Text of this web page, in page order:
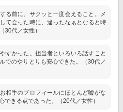
る前に、サクッと一度会えること。メ
て会った時に、違ったなぁとなると時
30代／女性）
すかった。担当者といろいろ話すこと
でのやりとりも安心できた。（30代／
相手のプロフィールにほとんど嘘がな
できる点であった。（20代／女性）